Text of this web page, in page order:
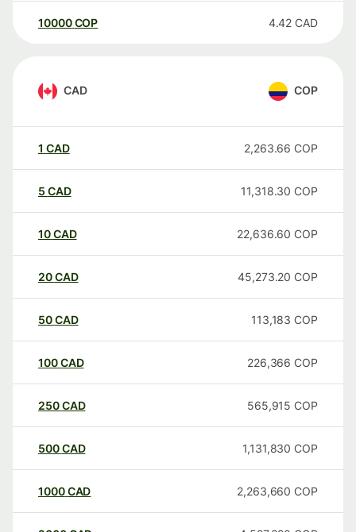
10000 COP 4.42 CAD
CAD COP
1 CAD 2,263.66 COP
5 CAD 11,318.30 COP
10CAD 22,636.60 COP
20CAD 45,273.20 COP
50CAD 113,183 COP
100CAD 226,366 COP
250CAD 565,915 COP
500CAD 1,131,830 COP
1000CAD 2,263,660 COP